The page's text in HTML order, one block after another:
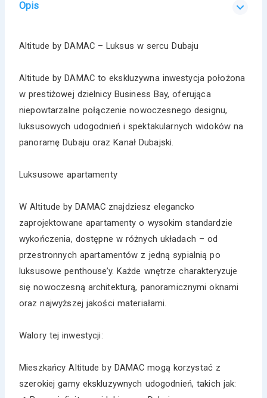
Opis
Altitude by DAMAC – Luksus w sercu Dubaju
Altitude by DAMAC to ekskluzywna inwestycja położona
w prestiżowej dzielnicy Business Bay, oferująca
niepowtarzalne połączenie nowoczesnego designu,
luksusowych udogodnień i spektakularnych widoków na
panoramę Dubaju oraz Kanał Dubajski.
Luksusowe apartamenty
W Altitude by DAMAC znajdziesz elegancko
zaprojektowane apartamenty o wysokim standardzie
wykończenia, dostępne w różnych układach – od
przestronnych apartamentów z jedną sypialnią po
luksusowe penthouse’y. Każde wnętrze charakteryzuje
się nowoczesną architekturą, panoramicznymi oknami
oraz najwyższej jakości materiałami.
Walory tej inwestycji:
Mieszkańcy Altitude by DAMAC mogą korzystać z
szerokiej gamy ekskluzywnych udogodnień, takich jak: